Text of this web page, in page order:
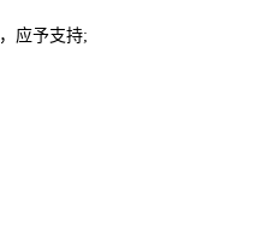
应予支持;